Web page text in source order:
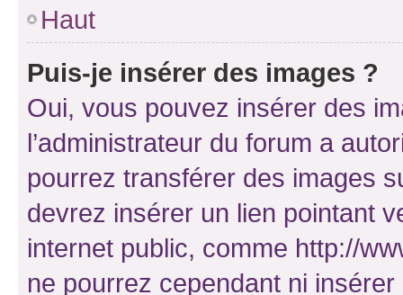
Haut
Puis-je insérer des images ?
Oui, vous pouvez insérer des
l’administrateur du forum a
pourrez transférer des images
devrez insérer un lien pointant
internet public, comme http://
ne pourrez cependant ni